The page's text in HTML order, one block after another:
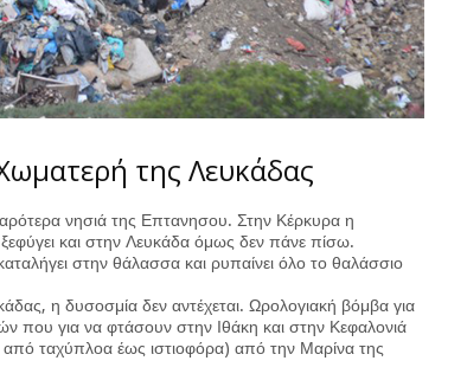
της Λευκάδας
νησιά της Επτανησου. Στην Κέρκυρα η
και στην Λευκάδα όμως δεν πάνε πίσω.
στην θάλασσα και ρυπαίνει όλο το θαλάσσιο
η δυσοσμία δεν αντέχεται. Ωρολογιακή βόμβα για
που για να φτάσουν στην Ιθάκη και στην Κεφαλονιά
ταχύπλοα έως ιστιοφόρα) από την Μαρίνα της